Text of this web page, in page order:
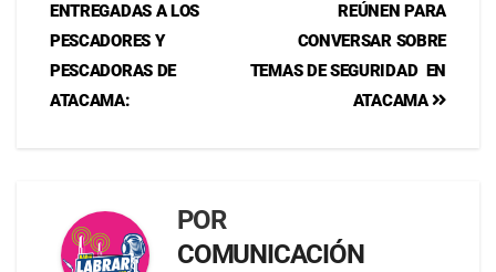
REÚNEN PARA
CONVERSAR SOBRE
TEMAS DE SEGURIDAD EN
ATACAMA
ENTREGADAS A LOS
PESCADORES Y
PESCADORAS DE
ATACAMA:
POR
COMUNICACIÓN